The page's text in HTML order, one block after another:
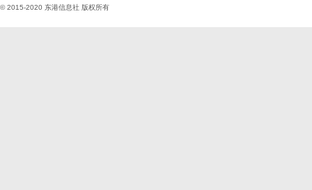
© 2015-2020 东港信息社 版权所有